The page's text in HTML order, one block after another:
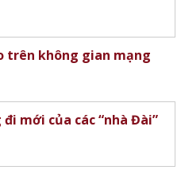
trên không gian mạng
mới của các “nhà Đài”